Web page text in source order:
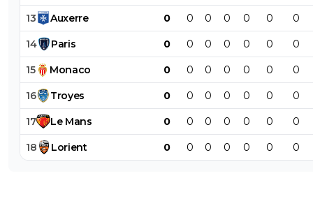
13 Auxerre 0 0 0 0 0 0 0
14 Paris 0 0 0 0 0 0 0
15 Monaco 0 0 0 0 0 0 0
16 Troyes 0 0 0 0 0 0 0
17 Le Mans 0 0 0 0 0 0 0
18 Lorient 0 0 0 0 0 0 0